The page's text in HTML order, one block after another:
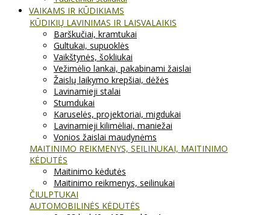
VAIKAMS IR KŪDIKIAMS
KŪDIKIŲ LAVINIMAS IR LAISVALAIKIS
Barškučiai, kramtukai
Gultukai, supuoklės
Vaikštynės, šokliukai
Vežimėlio lankai, pakabinami žaislai
Žaislų laikymo krepšiai, dėžės
Lavinamieji stalai
Stumdukai
Karuselės, projektoriai, migdukai
Lavinamieji kilimėliai, maniežai
Vonios žaislai maudynėms
MAITINIMO REIKMENYS, SEILINUKAI, MAITINIMO
KĖDUTĖS
Maitinimo kėdutės
Maitinimo reikmenys, seilinukai
ČIULPTUKAI
AUTOMOBILINĖS KĖDUTĖS